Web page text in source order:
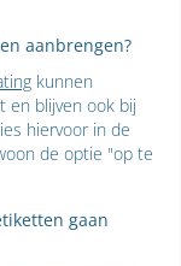
aanbrengen?
kunnen
en blijven ook bij
hiervoor in de
de optie "op te
gaan